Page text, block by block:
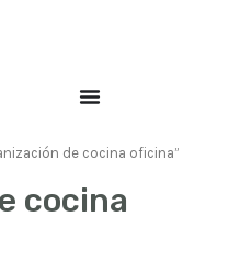
de cocina oficina”
cocina